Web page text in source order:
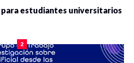
estudiantes universitarios
2